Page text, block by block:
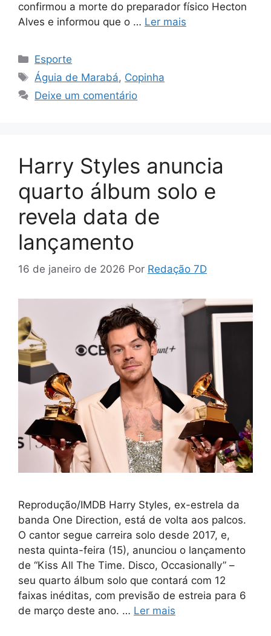
confirmou a morte do preparador físico Hecton
Alves e informou que o … Ler mais
Categorias
Esporte
Tags
Águia de Marabá, Copinha
Deixe um comentário
Harry Styles anuncia
quarto álbum solo e
revela data de
lançamento
16 de janeiro de 2026 Por Redação 7D
Reprodução/IMDB Harry Styles, ex-estrela da
banda One Direction, está de volta aos palcos.
O cantor segue carreira solo desde 2017, e,
nesta quinta-feira (15), anunciou o lançamento
de “Kiss All The Time. Disco, Occasionally” –
seu quarto álbum solo que contará com 12
faixas inéditas, com previsão de estreia para 6
de março deste ano. … Ler mais